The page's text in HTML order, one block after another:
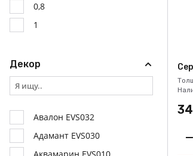
0,8
1
Декор
Авалон EVS032
Адамант EVS030